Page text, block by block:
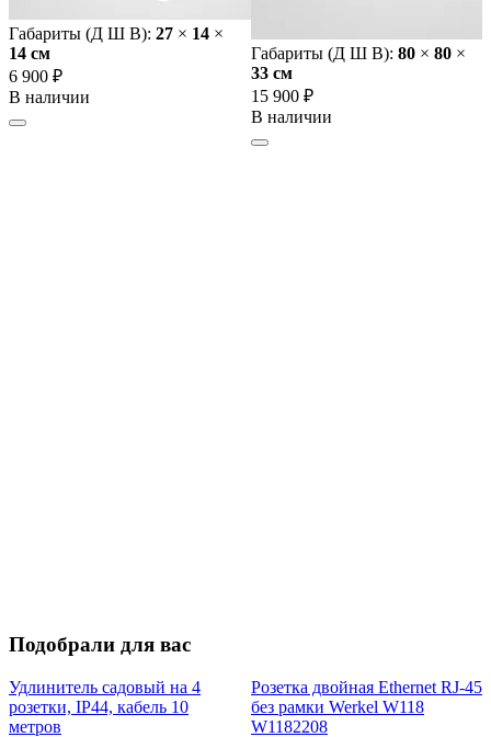
Габариты (Д Ш В): 27 × 14 ×
14 cм
6 900 ₽
В наличии
Габариты (Д Ш В): 80 × 80 ×
33 cм
15 900 ₽
В наличии
Подобрали для вас
Удлинитель садовый на 4
розетки, IP44, кабель 10
метров
Розетка двойная Ethernet RJ-45
без рамки Werkel W118
W1182208